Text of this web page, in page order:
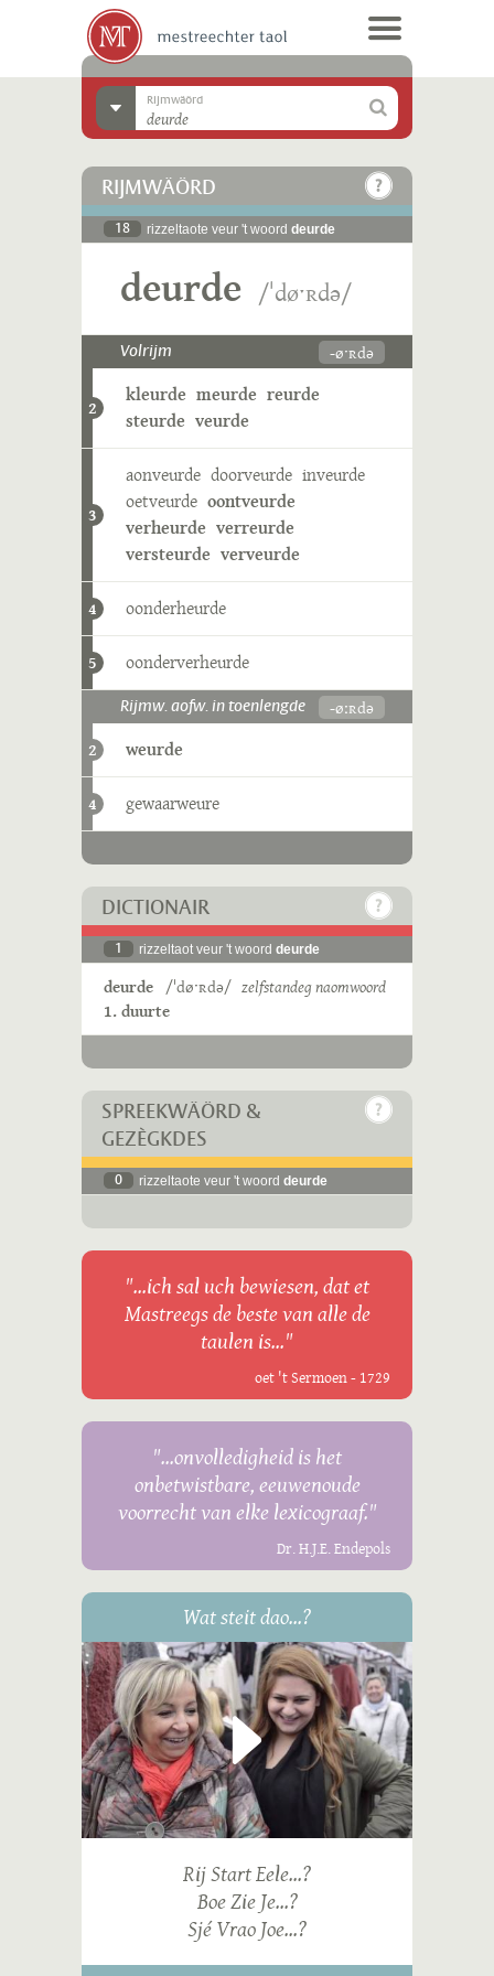
Rijmwäörd
RIJMWÄÖRD
18 rizzeltaote veur 't woord deurde
deurde /ˈdøˑʀdə/
Volrijm -øˑʀdə
2
kleurde meurde reurde
steurde veurde
3
aonveurde doorveurde inveurde
oetveurde oontveurde
verheurde verreurde
versteurde verveurde
4 oonderheurde
5 oonderverheurde
Rijmw. aofw. in toenlengde -øːʀdə
2 weurde
4 gewaarweure
DICTIONAIR
1 rizzeltaot veur 't woord deurde
deurde /ˈdøˑʀdə/ zelfstandeg naomwoord
1. duurte
SPREEKWÄÖRD &
GEZÈGKDES
0 rizzeltaote veur 't woord deurde
"...ich sal uch bewiesen, dat et
Mastreegs de beste van alle de
taulen is..."
oet 't Sermoen - 1729
"...onvolledigheid is het
onbetwistbare, eeuwenoude
voorrecht van elke lexicograaf."
Dr. H.J.E. Endepols
Wat steit dao...?
Rij Start Eele...?
Boe Zie Je...?
Sjé Vrao Joe...?